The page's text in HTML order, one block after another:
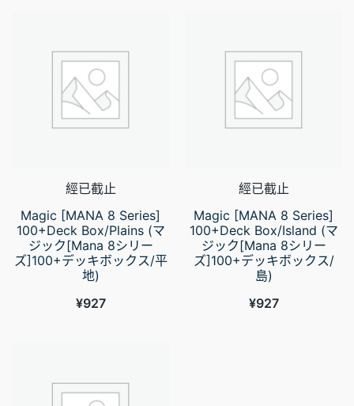
經已截止
Magic [MANA 8 Series]
100+Deck Box/Plains (マ
ジック[Mana 8シリー
ズ]100+デッキボックス/平
地)
¥927
經已截止
Magic [MANA 8 Series]
100+Deck Box/Island (マ
ジック[Mana 8シリー
ズ]100+デッキボックス/
島)
¥927